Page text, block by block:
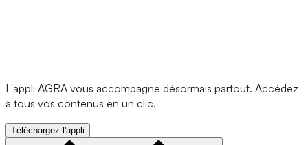
L'appli AGRA vous accompagne désormais partout. Accédez
à tous vos contenus en un clic.
Téléchargez l'appli